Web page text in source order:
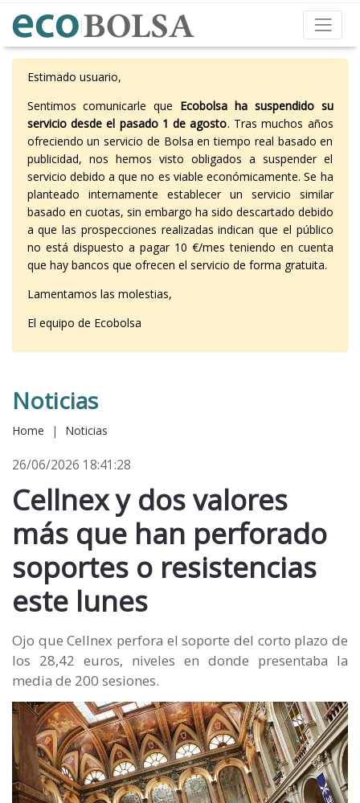
Estimado usuario,
Sentimos comunicarle que Ecobolsa ha suspendido su
servicio desde el pasado 1 de agosto. Tras muchos años
ofreciendo un servicio de Bolsa en tiempo real basado en
publicidad, nos hemos visto obligados a suspender el
servicio debido a que no es viable económicamente. Se ha
planteado internamente establecer un servicio similar
basado en cuotas, sin embargo ha sido descartado debido
a que las prospecciones realizadas indican que el público
no está dispuesto a pagar 10 €/mes teniendo en cuenta
que hay bancos que ofrecen el servicio de forma gratuita.
Lamentamos las molestias,
El equipo de Ecobolsa
Noticias
Home | Noticias
26/06/2026 18:41:28
Cellnex y dos valores
más que han perforado
soportes o resistencias
este lunes
Ojo que Cellnex perfora el soporte del corto plazo de
los 28,42 euros, niveles en donde presentaba la
media de 200 sesiones.